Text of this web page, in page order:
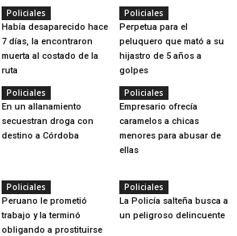
Policiales
Había desaparecido hace
7 días, la encontraron
muerta al costado de la
ruta
Policiales
Perpetua para el
peluquero que mató a su
hijastro de 5 años a
golpes
Policiales
En un allanamiento
secuestran droga con
destino a Córdoba
Policiales
Empresario ofrecía
caramelos a chicas
menores para abusar de
ellas
Policiales
Peruano le prometió
trabajo y la terminó
obligando a prostituirse
Policiales
La Policía salteña busca a
un peligroso delincuente